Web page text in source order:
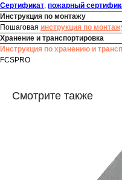
Сертификат, пожарный
Инструкция по монтажу
Пошаговая инструкция по
Хранение и транспортировка
Инструкция по хранению и
FCSPRO
Смотрите также